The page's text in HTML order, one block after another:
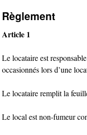
contenu
Règlement
Article 1
Le locataire est
occasionnés lors d’une
Le locataire remplit la
Le local est non-fumeur